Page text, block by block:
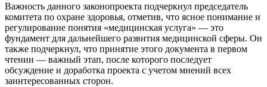
Важность данного законопроекта подчеркнул председатель
комитета по охране здоровья, отметив, что ясное понимание и
регулирование понятия «медицинская услуга» — это
фундамент для дальнейшего развития медицинской сферы. Он
также подчеркнул, что принятие этого документа в первом
чтении — важный этап, после которого последует
обсуждение и доработка проекта с учетом мнений всех
заинтересованных сторон.